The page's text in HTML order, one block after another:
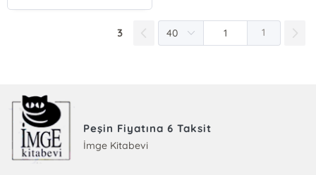
3 1
Peşin Fiyatına 6 Taksit
İmge Kitabevi